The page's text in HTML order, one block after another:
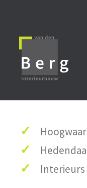
✓
✓
✓